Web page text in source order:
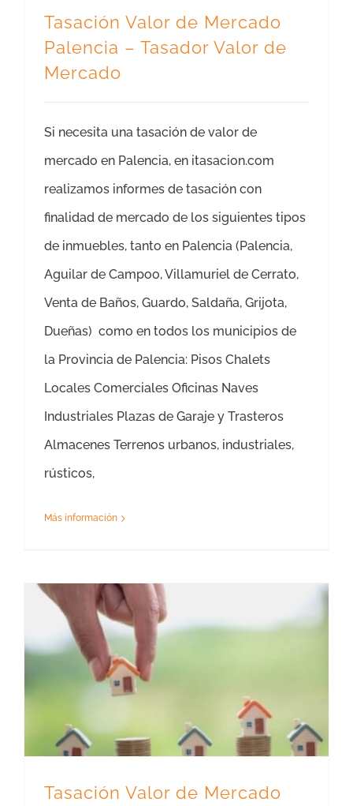
Tasación Valor de Mercado
Palencia – Tasador Valor de
Mercado
Si necesita una tasación de valor de
mercado en Palencia, en itasacion.com
realizamos informes de tasación con
finalidad de mercado de los siguientes tipos
de inmuebles, tanto en Palencia (Palencia,
Aguilar de Campoo, Villamuriel de Cerrato,
Venta de Baños, Guardo, Saldaña, Grijota,
Dueñas) como en todos los municipios de
la Provincia de Palencia: Pisos Chalets
Locales Comerciales Oficinas Naves
Industriales Plazas de Garaje y Trasteros
Almacenes Terrenos urbanos, industriales,
rústicos,
Más información
Tasación Valor de Mercado